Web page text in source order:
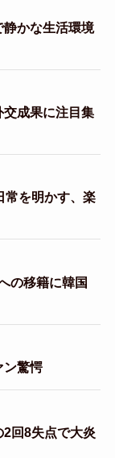
かな生活環境
成果に注目集
常を明かす、楽
の移籍に韓国
ン驚愕
2回8失点で大炎